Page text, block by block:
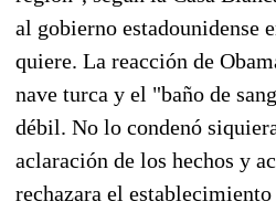
al gobierno estadounidense
quiere. La reacción de
nave turca y el "baño de
débil. No lo condenó
aclaración de los hechos y
rechazara el